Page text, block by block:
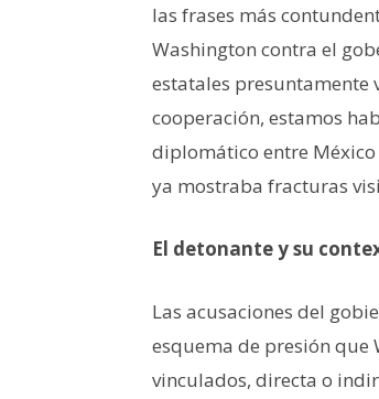
las frases más
Washington contra el
estatales presuntamente
cooperación, estamos
diplomático entre
ya mostraba fracturas
El detonante y su
Las acusaciones del
esquema de presión que
vinculados, directa o